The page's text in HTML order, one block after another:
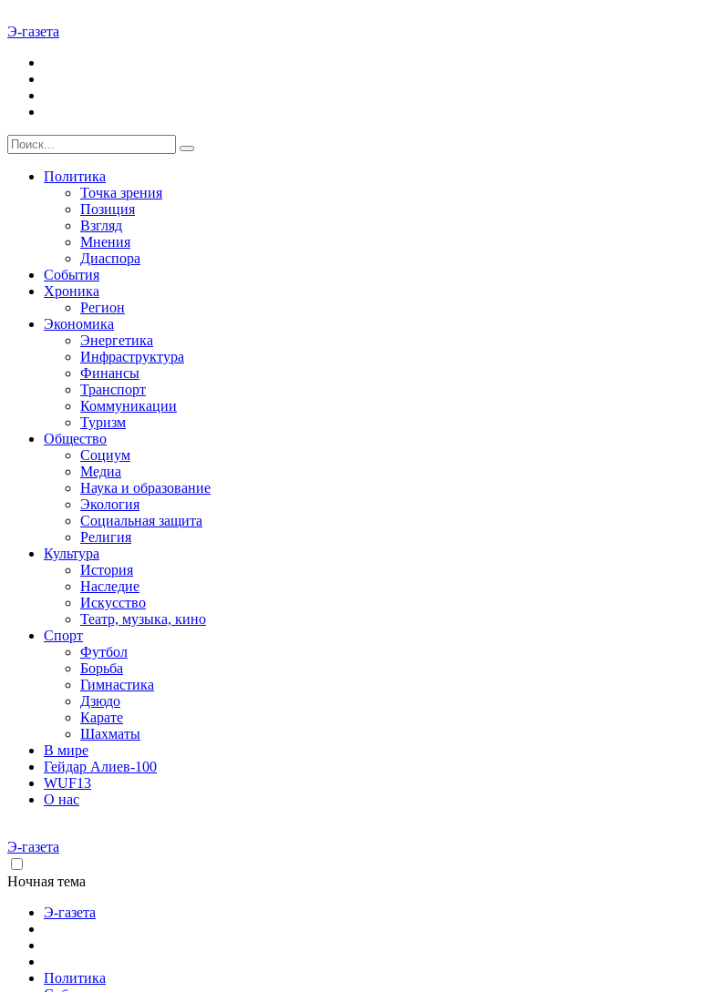
Э-газета
Политика
Точка зрения
Позиция
Взгляд
Мнения
Диаспора
События
Хроника
Регион
Экономика
Энергетика
Инфраструктура
Финансы
Транспорт
Коммуникации
Туризм
Общество
Социум
Медиа
Наука и образование
Экология
Социальная защита
Религия
Культура
История
Наследие
Искусство
Театр, музыка, кино
Спорт
Футбол
Борьба
Гимнастика
Дзюдо
Карате
Шахматы
В мире
Гейдар Алиев-100
WUF13
О нас
Э-газета
Ночная тема
Э-газета
Политика